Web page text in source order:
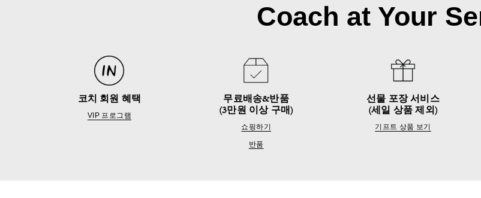
Coach at Your
코치 회원 혜택
VIP 프로그램
무료배송&반품
(3만원 이상 구매)
쇼핑하기
반품
선물 포장 서비스
(세일 상품 제외)
기프트 상품 보기